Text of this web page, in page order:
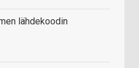
lähdekoodin